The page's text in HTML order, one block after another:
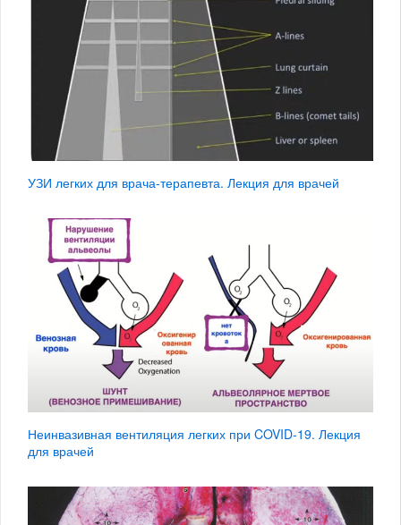
УЗИ легких для врача-терапевта. Лекция для врачей
Неинвазивная вентиляция легких при COVID-19. Лекция
для врачей